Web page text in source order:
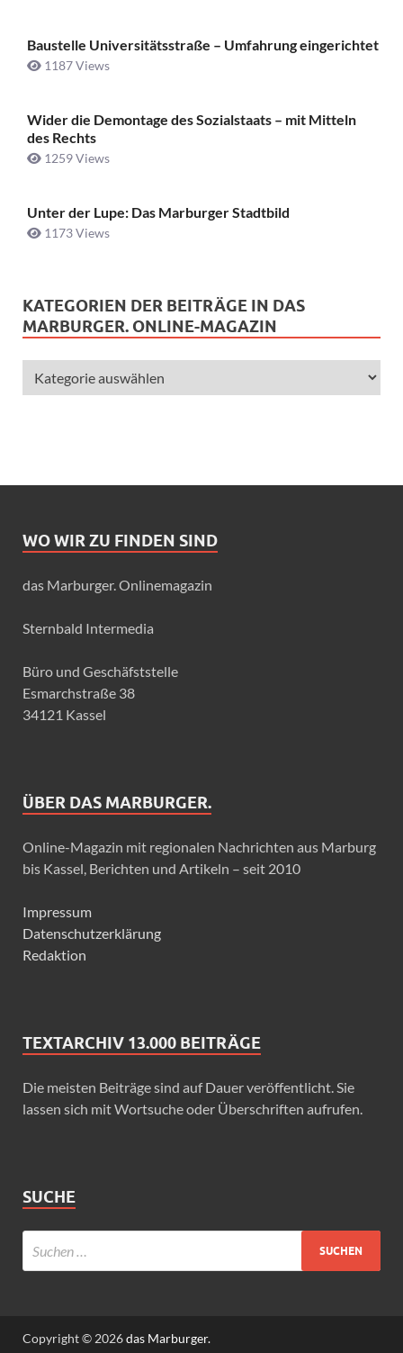
Baustelle Universitätsstraße ­– Umfahrung eingerichtet
1187 Views
Wider die Demontage des Sozialstaats – mit Mitteln
des Rechts
1259 Views
Unter der Lupe: Das Marburger Stadtbild
1173 Views
KATEGORIEN DER BEITRÄGE IN DAS
MARBURGER. ONLINE-MAGAZIN
WO WIR ZU FINDEN SIND
das Marburger. Onlinemagazin
Sternbald Intermedia
Büro und Geschäfststelle
Esmarchstraße 38
34121 Kassel
ÜBER DAS MARBURGER.
Online-Magazin mit regionalen Nachrichten aus Marburg
bis Kassel, Berichten und Artikeln – seit 2010
Impressum
Datenschutzerklärung
Redaktion
TEXTARCHIV 13.000 BEITRÄGE
Die meisten Beiträge sind auf Dauer veröffentlicht. Sie
lassen sich mit Wortsuche oder Überschriften aufrufen.
SUCHE
Copyright © 2026das Marburger.